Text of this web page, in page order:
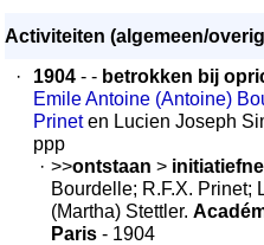
Activiteiten (algemeen/
·
1904 - - betrokken bij
Emile Antoine (Antoine)
Prineten Lucien Joseph
ppp
· >>ontstaan >
Bourdelle; R.F.X. Prinet;
(Martha) Stettler.
Paris - 1904